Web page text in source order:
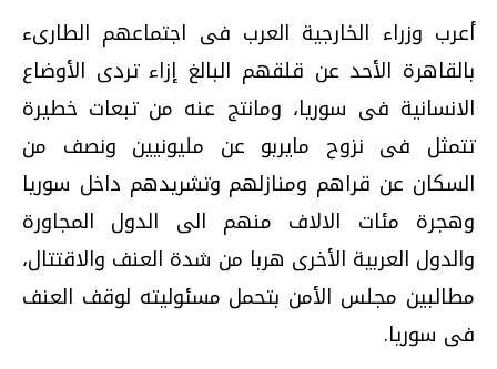
أعرب وزراء الخارجية العرب فى اجتماعهم الطارىء
بالقاهرة الأحد عن قلقهم البالغ إزاء تردى الأوضاع
الانسانية فى سوريا، ومانتج عنه من تبعات خطيرة
تتمثل فى نزوح مايربو عن مليونيين ونصف من
السكان عن قراهم ومنازلهم وتشريدهم داخل سوريا
وهجرة مئات الالاف منهم الى الدول المجاورة
والدول العربية الأخرى هربا من شدة العنف والاقتتال،
مطالبين مجلس الأمن بتحمل مسئوليته لوقف العنف
فى سوريا.